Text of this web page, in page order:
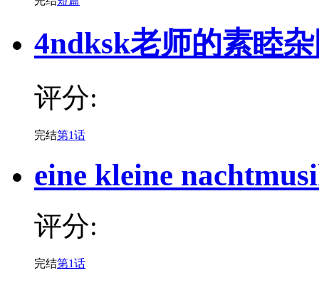
4ndksk老师的素睦
评分:
完结第1话
eine kleine
评分:
完结第1话